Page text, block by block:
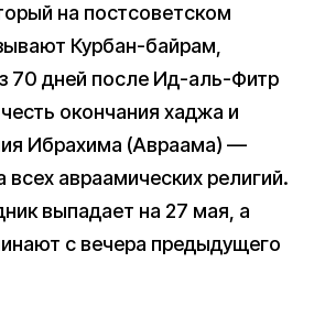
на постсоветском
Курбан-байрам,
70 дней после Ид-аль-Фитр
окончания хаджа и
Ибрахима (Авраама) —
всех авраамических религий.
выпадает на 27 мая, а
с вечера предыдущего